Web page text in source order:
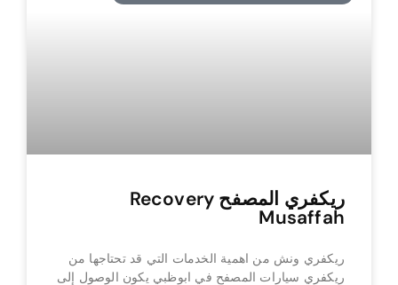
ريكفري المصفح Recovery
Musaffah
ريكفري ونش من اهمية الخدمات التي قد تحتاجها من
ريكفري سيارات المصفح في ابوظبي يكون الوصول إلى